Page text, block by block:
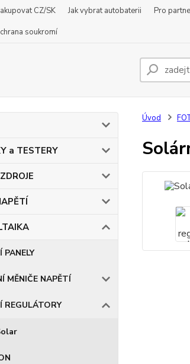
CZ/SK Jak vybrat autobaterii Pro
soukromí
a TESTERY
PANELY
MĚNIČE NAPĚTÍ
REGULÁTORY
Úvod